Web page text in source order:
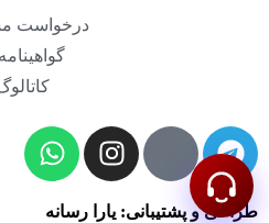
درخواست
طراحی و پشتیبانی: یارا رسانه